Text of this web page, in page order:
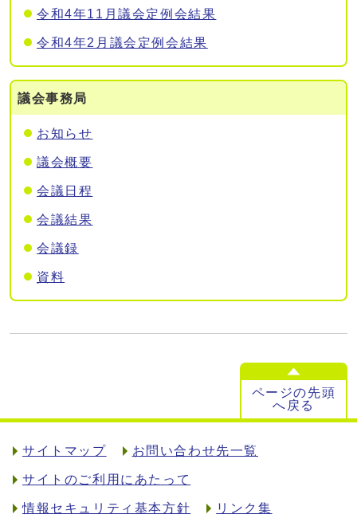
令和4年11月議会定例会結果
令和4年2月議会定例会結果
議会事務局
お知らせ
議会概要
会議日程
会議結果
会議録
資料
ページの先頭
へ戻る
サイトマップ お問い合わせ先一覧
サイトのご利用にあたって
情報セキュリティ基本方針 リンク集